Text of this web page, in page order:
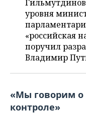
ОТКРЫТАЯ
БАСКЕТБОЛ
ВОЛЕЙБОЛ
КИБЕРСПОРТ
ВОДНЫЕ ВИДЫ
ИСТОРИЯ
КУЛЬТУРА
ОБРАЗОВАНИЕ
СПРАВОЧНИК
СПИСОК ПЕРСОН
СПИСОК
ПОЛНАЯ ВЕРСИЯ
уровня
«российская
поручил
Владимир
«Мы говорим о
контроле»